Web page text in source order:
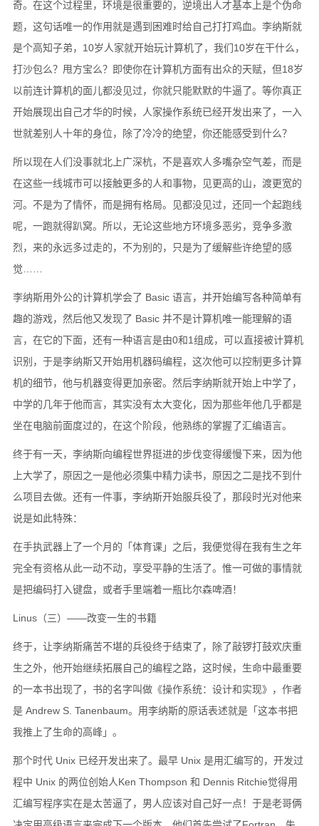
奇。在这个过程里，环境是很重要的，逆境出人才基本上是个伪命
题，这句话唯一的作用就是遇到困难时给自己打打鸡血。李纳斯就
是个高知子弟，10岁人家就开始玩计算机了，我们10岁在干什么，
打沙包么？甩方宝么？即使你在计算机方面有出众的天赋，但18岁
以前连计算机的面儿都没见过，你就只能默默的牛逼了。等你真正
开始展现出自己才华的时候，人家操作系统已经开发出来了，一入
世就差别人十年的身位，除了冷冷的绝望，你还能感受到什么？
所以现在人们没事就北上广深杭，不是喜欢人多嘴杂空气差，而是
在这些一线城市可以接触更多的人和事物，见更高的山，渡更宽的
河。不是为了情怀，而是拥有格局。见都没见过，还同一个起跑线
呢，一跑就得趴窝。所以，无论这些地方环境多恶劣，竞争多激
烈，来的永远多过走的，不为别的，只是为了缓解些许绝望的感
觉……
李纳斯用外公的计算机学会了 Basic 语言，并开始编写各种简单有
趣的游戏，然后他又发现了 Basic 并不是计算机唯一能理解的语
言，在它的下面，还有一种语言是由0和1组成，可以直接被计算机
识别，于是李纳斯又开始用机器码编程，这次他可以控制更多计算
机的细节，他与机器变得更加亲密。然后李纳斯就开始上中学了，
中学的几年于他而言，其实没有太大变化，因为那些年他几乎都是
坐在电脑前面度过的，在这个阶段，他熟练的掌握了汇编语言。
终于有一天，李纳斯向编程世界挺进的步伐变得缓慢下来，因为他
上大学了，原因之一是他必须集中精力读书，原因之二是找不到什
么项目去做。还有一件事，李纳斯开始服兵役了，那段时光对他来
说是如此特殊：
在手执武器上了一个月的「体育课」之后，我便觉得在我有生之年
完全有资格从此一动不动，享受平静的生活了。惟一可做的事情就
是把编码打入键盘，或者手里端着一瓶比尔森啤酒！
Linus（三）——改变一生的书籍
终于，让李纳斯痛苦不堪的兵役终于结束了，除了敲锣打鼓欢庆重
生之外，他开始继续拓展自己的编程之路，这时候，生命中最重要
的一本书出现了，书的名字叫做《操作系统：设计和实现》，作者
是 Andrew S. Tanenbaum。用李纳斯的原话表述就是「这本书把
我推上了生命的高峰」。
那个时代 Unix 已经开发出来了。最早 Unix 是用汇编写的，开发过
程中 Unix 的两位创始人Ken Thompson 和 Dennis Ritchie觉得用
汇编写程序实在是太苦逼了，男人应该对自己好一点！于是老哥俩